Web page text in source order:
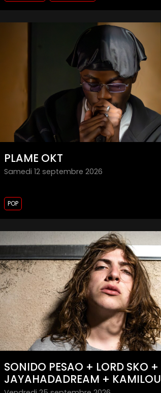
PLAME OKT
samedi 12 septembre 2026
POP
SONIDO PESAO + LORD SKO +
JAYAHADADREAM + KAMILOU